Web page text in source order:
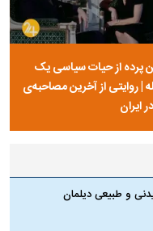
پرده از حیات سیاسی یک
| روایتی از آخرین مصاحبه‌ی
ایران
و طبیعی دیلمان